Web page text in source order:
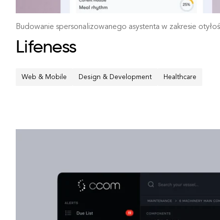
Budowanie spersonalizowanego asystenta w zakresie
Lifeness
Web & Mobile Design & Development Healthcare